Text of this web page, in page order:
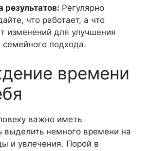
результатов: Регулярно
что работает, а что
изменений для улучшения
подхода.
времени
важно иметь
выделить немного времени на
и увлечения. Порой в